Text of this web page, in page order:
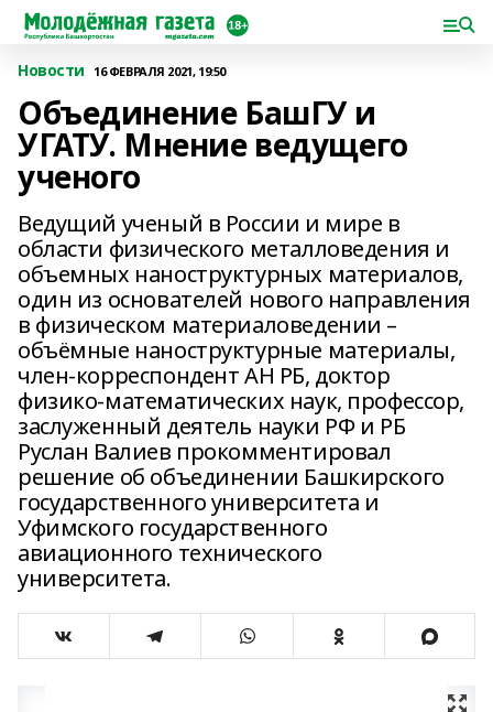
Новости 16 ФЕВРАЛЯ 2021, 19:50
Объединение БашГУ и
УГАТУ. Мнение ведущего
ученого
Ведущий ученый в России и мире в
области физического металловедения и
объемных наноструктурных материалов,
один из основателей нового направления
в физическом материаловедении –
объёмные наноструктурные материалы,
член-корреспондент АН РБ, доктор
физико-математических наук, профессор,
заслуженный деятель науки РФ и РБ
Руслан Валиев прокомментировал
решение об объединении Башкирского
государственного университета и
Уфимского государственного
авиационного технического
университета.